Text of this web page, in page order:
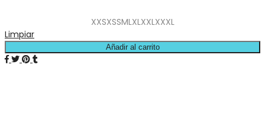
XXSXSSMLXLXXLXXXL
Limpiar
Añadir al carrito